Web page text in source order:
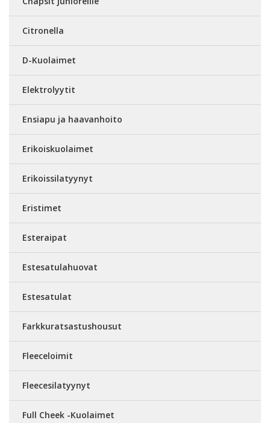
Citronella
D-Kuolaimet
Elektrolyytit
Ensiapu ja haavanhoito
Erikoiskuolaimet
Erikoissilatyynyt
Eristimet
Esteraipat
Estesatulahuovat
Estesatulat
Farkkuratsastushousut
Fleeceloimit
Fleecesilatyynyt
Full Cheek -Kuolaimet